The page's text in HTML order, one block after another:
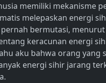
memiliki mekanisme
melepaskan energi
bermutasi, menurut
keracunan energi
aku bahwa orang yang
energi sihir jarang